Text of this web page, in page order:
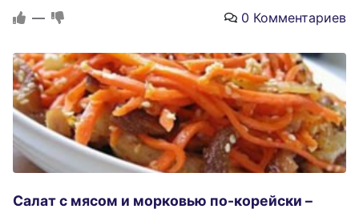
— 0 Комментариев
Салат с мясом и морковью по-корейски –